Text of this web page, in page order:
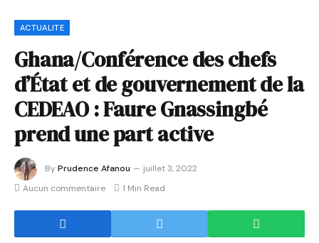
ACTUALITE
Ghana/Conférence des chefs
d’État et de gouvernement de la
CEDEAO : Faure Gnassingbé
prend une part active
ByPrudence Afanou
juillet 3, 2022
Aucun commentaire
1 Min Read